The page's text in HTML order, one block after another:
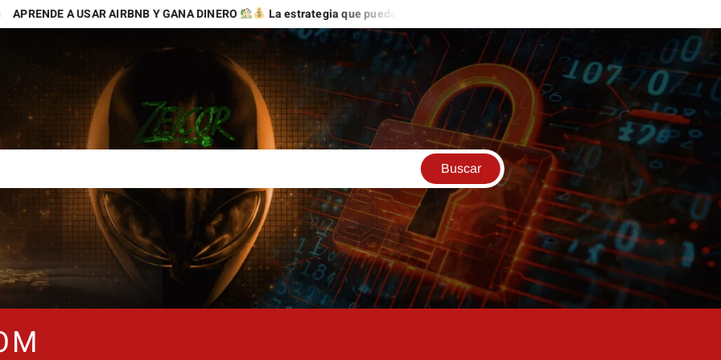
A USAR AIRBNB Y GANA DINERO La estrategia que puede abrirte nuevas oportunidades de ingresos